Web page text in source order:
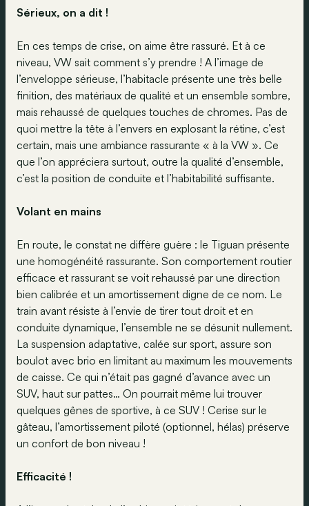
Sérieux, on a dit !
En ces temps de crise, on aime être rassuré. Et à ce
niveau, VW sait comment s’y prendre ! A l’image de
l’enveloppe sérieuse, l’habitacle présente une très belle
finition, des matériaux de qualité et un ensemble sombre,
mais rehaussé de quelques touches de chromes. Pas de
quoi mettre la tête à l’envers en explosant la rétine, c’est
certain, mais une ambiance rassurante « à la VW ». Ce
que l’on appréciera surtout, outre la qualité d’ensemble,
c’est la position de conduite et l’habitabilité suffisante.
Volant en mains
En route, le constat ne diffère guère : le Tiguan présente
une homogénéité rassurante. Son comportement routier
efficace et rassurant se voit rehaussé par une direction
bien calibrée et un amortissement digne de ce nom. Le
train avant résiste à l’envie de tirer tout droit et en
conduite dynamique, l’ensemble ne se désunit nullement.
La suspension adaptative, calée sur sport, assure son
boulot avec brio en limitant au maximum les mouvements
de caisse. Ce qui n’était pas gagné d’avance avec un
SUV, haut sur pattes… On pourrait même lui trouver
quelques gênes de sportive, à ce SUV ! Cerise sur le
gâteau, l’amortissement piloté (optionnel, hélas) préserve
un confort de bon niveau !
Efficacité !